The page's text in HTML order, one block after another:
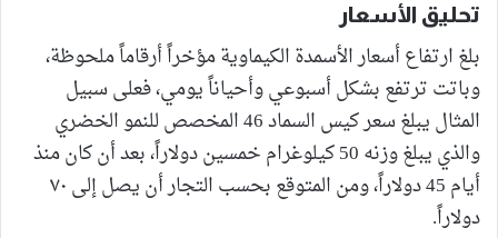
تحليق الأسعار
بلغ ارتفاع أسعار الأسمدة الكيماوية مؤخراً أرقاماً ملحوظة،
وباتت ترتفع بشكل أسبوعي وأحياناً يومي، فعلى سبيل
المثال يبلغ سعر كيس السماد 46 المخصص للنمو الخضري
والذي يبلغ وزنه 50 كيلوغرام خمسين دولاراً، بعد أن كان منذ
أيام 45 دولاراً، ومن المتوقع بحسب التجار أن يصل إلى ٧٠
دولاراً.